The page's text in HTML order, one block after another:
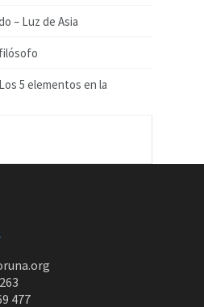
– Luz de Asia
5 elementos en la
477